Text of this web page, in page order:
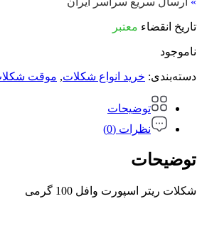
تاریخ انقضاء معتبر
ناموجود
دسته‌بندی: خرید انواع شکلات, موقت
توضیحات
نظرات (0)
توضیحات
شکلات ریتر اسپورت وافل 100 گرمی